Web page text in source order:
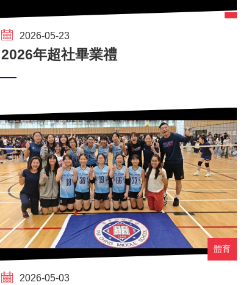
2026-05-23
2026年超社畢業禮
體育
2026-05-03